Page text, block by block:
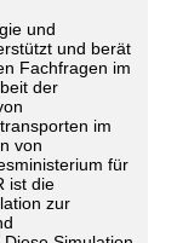
und
und berät
Fachfragen im
der
im
von
für
ist die
zur